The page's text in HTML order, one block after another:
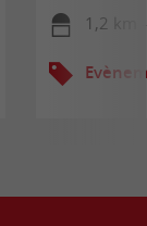
1,2 km